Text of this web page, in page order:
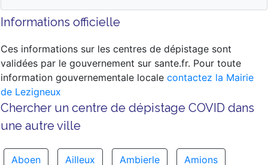
Informations officielle
Ces informations sur les centres de dépistage sont
validées par le gouvernement sur sante.fr. Pour toute
information gouvernementale locale contactez la Mairie
de Lezigneux
Chercher un centre de dépistage COVID dans
une autre ville
Aboen Ailleux Ambierle Amions